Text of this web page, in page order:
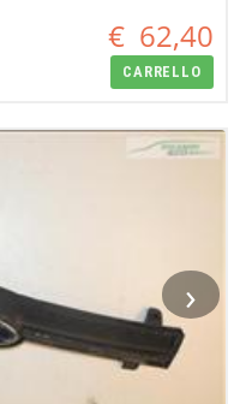
€ 62,40
CARRELLO
›